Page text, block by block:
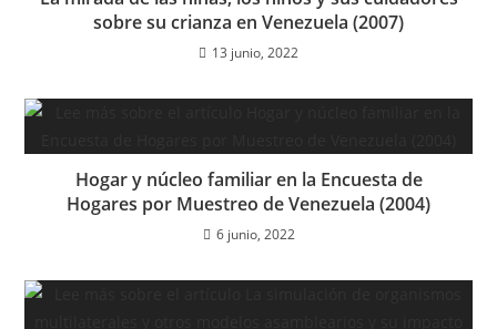
sobre su crianza en Venezuela (2007)
13 junio, 2022
Hogar y núcleo familiar en la Encuesta de
Hogares por Muestreo de Venezuela (2004)
6 junio, 2022